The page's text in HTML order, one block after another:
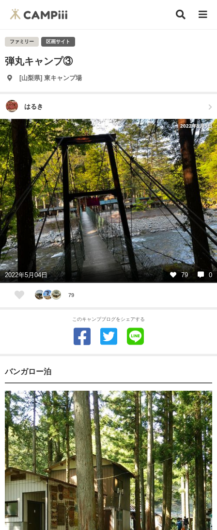
ファミリー 区画サイト
弾丸キャンプ③
[山梨県] 東キャンプ場
はるき
2022年5月5日
2022年5月04日 79 0
79
このキャンプブログをシェアする
バンガロー泊